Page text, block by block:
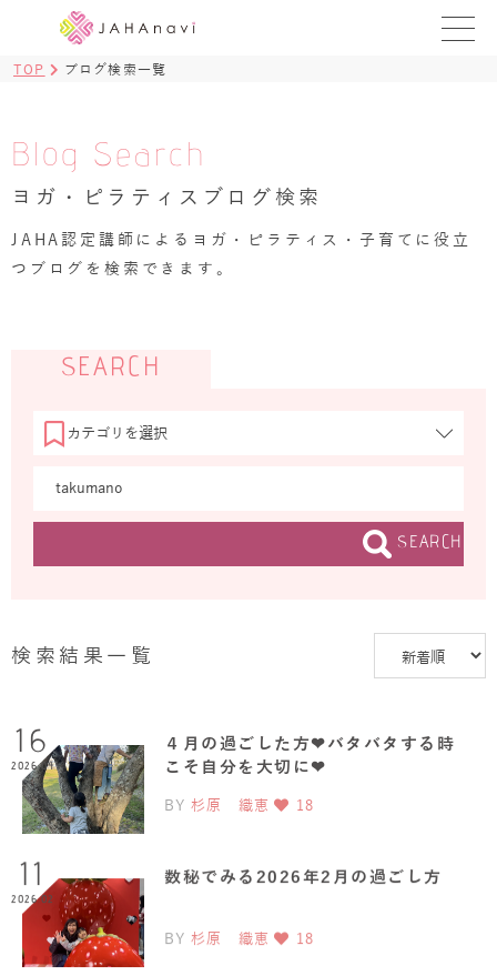
BLOG
ヨガ資格講座 ›
TOP ブログ検索一覧
Blog Search
ヨガ・ピラティスブログ検索
JAHA認定講師によるヨガ・ピラティス・子育てに役立
つブログを検索できます。
SEARCH
SEARCH
検索結果一覧
16
2026.04
４月の過ごした方❤︎バタバタする時
こそ自分を大切に❤︎
BY 杉原 織恵 18
11
2026.02
数秘でみる2026年2月の過ごし方
BY 杉原 織恵 18